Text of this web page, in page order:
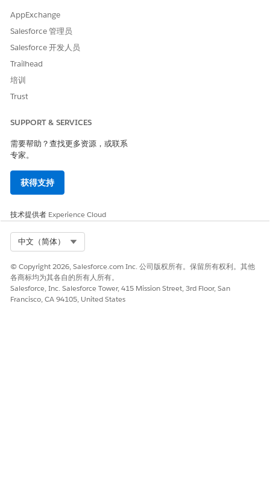
指南和注意事项
在 Agentforce 面板中，此操作只能通过销售管理客服人员启
动。
请与我们共享您的想法，以便我们进行改进！
AppExchange
Salesforce 管理员
Salesforce 开发人员
Trailhead
培训
Trust
SUPPORT & SERVICES
需要帮助？查找更多资源，或联系
专家。
获得支持
技术提供者 Experience Cloud
中文（简体）
© Copyright 2026, Salesforce.com Inc. 公司版权所有。保留所有权利。其他
各商标均为其各自的所有人所有。
Salesforce, Inc. Salesforce Tower, 415 Mission Street, 3rd Floor, San
Francisco, CA 94105, United States